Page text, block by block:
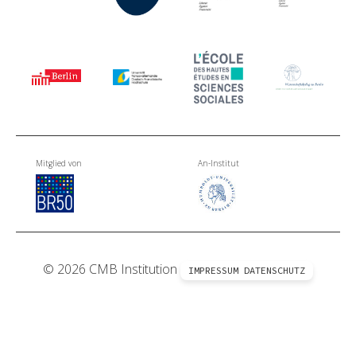
Mitglied von An-Institut
© 2026 CMB Institution IMPRESSUM DATENSCHUTZ